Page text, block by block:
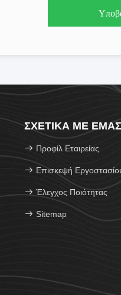
ΣΧΕΤΙΚΆ ΜΕ ΕΜΆΣ
Προφίλ Εταιρείας
Επισκεψή
Έλεγχος Ποιότητας
Sitemap